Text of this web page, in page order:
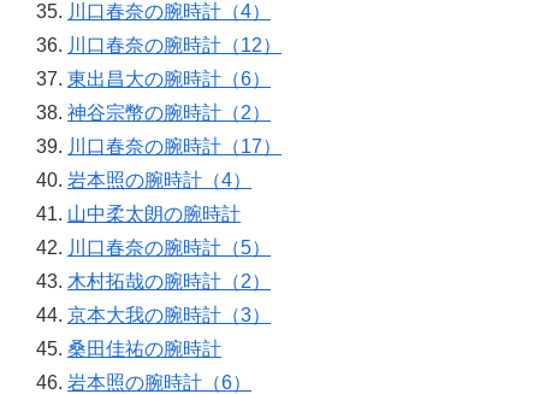
川口春奈の腕時計（4）
川口春奈の腕時計（12）
東出昌大の腕時計（6）
神谷宗幣の腕時計（2）
川口春奈の腕時計（17）
岩本照の腕時計（4）
山中柔太朗の腕時計
川口春奈の腕時計（5）
木村拓哉の腕時計（2）
京本大我の腕時計（3）
桑田佳祐の腕時計
岩本照の腕時計（6）